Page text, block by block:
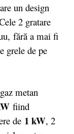
un design
2 gratare
fără a mai fi
grele de pe
metan
fiind
de 1 kW, 2